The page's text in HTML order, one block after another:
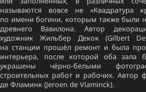
называются вовсе не «Квадратура
по имени богини, которым также были
древнего Вавилона. Автор
художник Жильбер Декок (Gilbert
на станции прошёл ремонт и была
интерьера, после которой оба зала
украшены чёрно-белыми
строительных работ и рабочих. Автор
де Фламинк (Jeroen de Vlaminck).